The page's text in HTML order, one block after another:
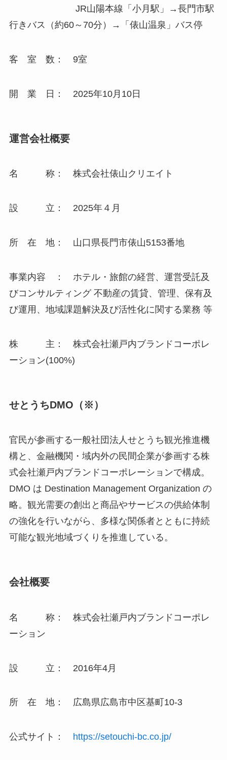
JR山陽本線「小月駅」→長門市駅
行きバス（約60～70分）→「俵山温泉」バス停
客 室 数： 9室
開 業 日： 2025年10月10日
運営会社概要
名 称： 株式会社俵山クリエイト
設 立： 2025年４月
所 在 地： 山口県長門市俵山5153番地
事業内容 ： ホテル・旅館の経営、運営受託及
びコンサルティング 不動産の賃貸、管理、保有及
び運用、地域課題解決及び活性化に関する業務 等
株 主： 株式会社瀬戸内ブランドコーポレ
ーション(100%)
せとうちDMO（※）
官民が参画する一般社団法人せとうち観光推進機
構と、金融機関・域内外の民間企業が参画する株
式会社瀬戸内ブランドコーポレーションで構成。
DMO は Destination Management Organization の
略。観光需要の創出と商品やサービスの供給体制
の強化を行いながら、多様な関係者とともに持続
可能な観光地域づくりを推進している。
会社概要
名 称： 株式会社瀬戸内ブランドコーポレ
ーション
設 立： 2016年4月
所 在 地： 広島県広島市中区基町10-3
公式サイト： https://setouchi-bc.co.jp/